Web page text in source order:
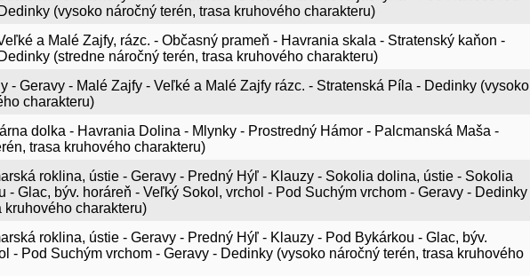
(vysoko náročný terén, trasa kruhového charakteru)
a Malé Zajfy, rázc. - Občasný prameň - Havrania skala - Stratenský kaňon -
(stredne náročný terén, trasa kruhového charakteru)
- Geravy - Malé Zajfy - Veľké a Malé Zajfy rázc. - Stratenská Píla - Dedinky (vysoko
charakteru)
dolka - Havrania Dolina - Mlynky - Prostredný Hámor - Palcmanská Maša -
trasa kruhového charakteru)
roklina, ústie - Geravy - Predný Hýľ - Klauzy - Sokolia dolina, ústie - Sokolia
- Glac, býv. horáreň - Veľký Sokol, vrchol - Pod Suchým vrchom - Geravy - Dedinky
kruhového charakteru)
roklina, ústie - Geravy - Predný Hýľ - Klauzy - Pod Bykárkou - Glac, býv.
- Pod Suchým vrchom - Geravy - Dedinky (vysoko náročný terén, trasa kruhového